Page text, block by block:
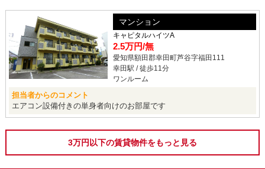
マンション
キャピタルハイツA
2.5万円/無
愛知県額田郡幸田町芦谷字福田111
幸田駅 / 徒歩11分
ワンルーム
担当者からのコメント
エアコン設備付きの単身者向けのお部屋です
3万円以下の賃貸物件をもっと見る